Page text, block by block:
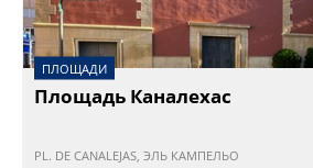
ПЛОЩАДИ
Площадь Каналехас
PL. DE CANALEJAS, ЭЛЬ КАМПЕЛЬО